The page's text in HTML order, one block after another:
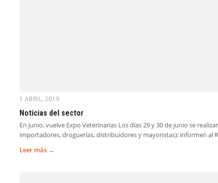
1 ABRIL, 2019
Noticias del sector
En junio, vuelve Expo Veterinarias Los días 29 y 30 de junio se
importadores, droguerías, distribuidores y mayoristas): informen
Leer más →